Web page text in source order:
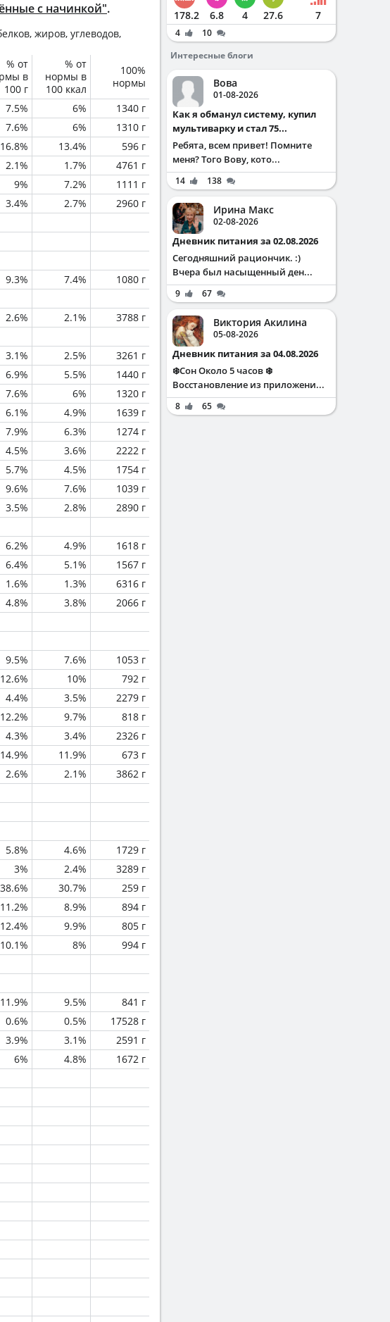
с начинкой".
жиров, углеводов,
% от
в
100 г
% от
нормы в
100 ккал
100%
нормы
7.5% 6%
1340 г
7.6% 6%
1310 г
16.8% 13.4%
596 г
2.1% 1.7%
4761 г
9% 7.2%
1111 г
3.4% 2.7%
2960 г
9.3% 7.4%
1080 г
2.6% 2.1%
3788 г
3.1% 2.5%
3261 г
6.9% 5.5%
1440 г
7.6% 6%
1320 г
6.1% 4.9%
1639 г
7.9% 6.3%
1274 г
4.5% 3.6%
2222 г
5.7% 4.5%
1754 г
9.6% 7.6%
1039 г
3.5% 2.8%
2890 г
6.2% 4.9%
1618 г
6.4% 5.1%
1567 г
1.6% 1.3%
6316 г
4.8% 3.8%
2066 г
9.5% 7.6%
1053 г
12.6% 10%
792 г
4.4% 3.5%
2279 г
12.2% 9.7%
818 г
4.3% 3.4%
2326 г
14.9% 11.9%
673 г
2.6% 2.1% 3862 г
5.8% 4.6%
1729 г
3% 2.4%
3289 г
38.6% 30.7%
259 г
11.2% 8.9%
894 г
12.4% 9.9%
805 г
10.1% 8%
994 г
11.9% 9.5%
841 г
0.6% 0.5%
17528 г
3.9% 3.1%
2591 г
6% 4.8% 1672 г
178.2 6.8 4 27.6 7
4
10
Интересные блоги
Вова
01-08-2026
Как я обманул систему, купил
мультиварку и стал 75...
Ребята, всем привет! Помните
меня? Того Вову, кото...
14 138
Ирина Макс
02-08-2026
Дневник питания за 02.08.2026
Сегодняшний рациончик. :)
Вчера был насыщенный ден...
9 67
Виктория Акилина
05-08-2026
Дневник питания за 04.08.2026
❄️Сон Около 5 часов ❄️
Восстановление из приложени...
8 65